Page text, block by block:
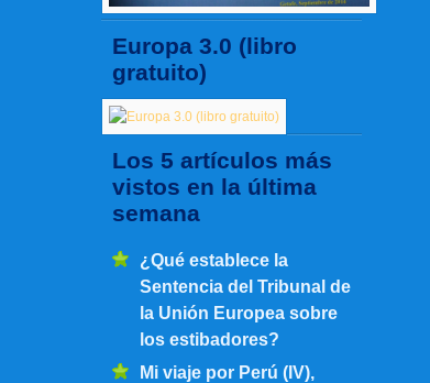
Europa 3.0 (libro
gratuito)
Los 5 artículos más
vistos en la última
semana
¿Qué establece la
Sentencia del Tribunal de
la Unión Europea sobre
los estibadores?
Mi viaje por Perú (IV),